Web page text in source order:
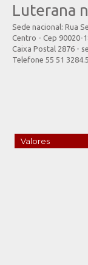
Luterana
Sede nacional: Rua
Centro - Cep 90020-
Caixa Postal 2876 -
Telefone 55 51
Valores